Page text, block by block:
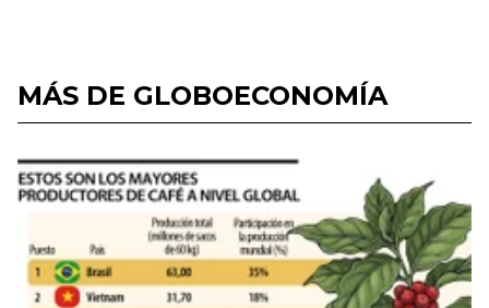
MÁS DE GLOBOECONOMÍA